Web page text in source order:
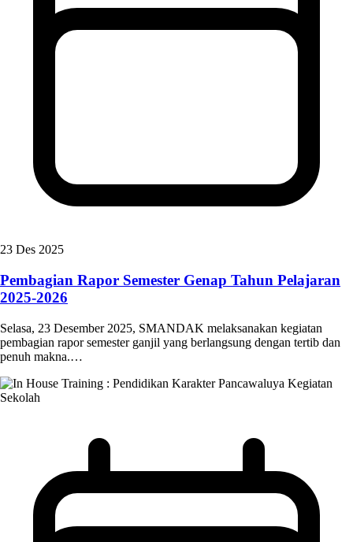
23 Des 2025
Pembagian Rapor Semester Genap Tahun Pelajaran
2025-2026
Selasa, 23 Desember 2025, SMANDAK melaksanakan kegiatan
pembagian rapor semester ganjil yang berlangsung dengan tertib dan
penuh makna.…
Kegiatan
Sekolah